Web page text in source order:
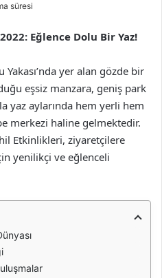
süresi
Eğlence Dolu Bir Yaz!
yer alan gözde bir
eşsiz manzara, geniş park
yaz aylarında hem yerli hem
merkezi haline gelmektedir.
Etkinlikleri, ziyaretçilere
yenilikçi ve eğlenceli